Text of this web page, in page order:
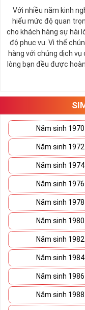
Theo quan niệm phong
Số 2 tượng trưng cho
trời. Sự cân bằng này
nhiều may mắn trong
Số 2 còn biểu trưng
mọi vấn đề. Số 2 giúp
những hướng giải quyết
tứ 2 cùng xuất hiện
sim tứ quýtăng lên gấp
thần người sở hữu là
mọi điều tốt đẹp và
Lợi ích sim
Với nhiều năm kinh
hiểu mức độ quan
cho khách hàng sự hài
độ phục vụ. Vì thế
hàng với chúng dịch
lòng bạn đều được
Năm sinh 1970
Năm sinh 1972
Năm sinh 1974
Năm sinh 1976
Năm sinh 1978
Năm sinh 1980
Năm sinh 1982
Năm sinh 1984
Năm sinh 1986
Năm sinh 1988